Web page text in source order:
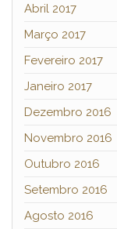
Abril 2017
Março 2017
Fevereiro 2017
Janeiro 2017
Dezembro 2016
Novembro 2016
Outubro 2016
Setembro 2016
Agosto 2016